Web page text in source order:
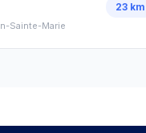
Sainte-Marie
23 km